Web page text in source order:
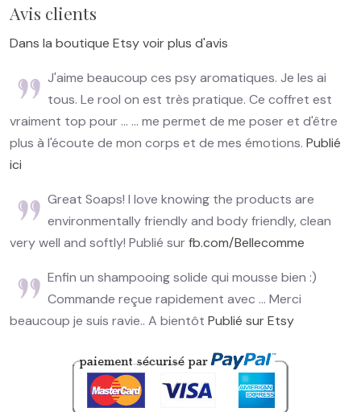
Avis clients
Dans la boutique Etsy voir plus d'avis
J'aime beaucoup ces psy aromatiques. Je les ai
tous. Le rool on est très pratique. Ce coffret est
vraiment top pour ... ... me permet de me poser et d'être
plus à l'écoute de mon corps et de mes émotions. Publié
ici
Great Soaps! I love knowing the products are
environmentally friendly and body friendly, clean
very well and softly! Publié surfb.com/Bellecomme
Enfin un shampooing solide qui mousse bien :)
Commande reçue rapidement avec ... Merci
beaucoup je suis ravie.. A bientôt Publié sur Etsy